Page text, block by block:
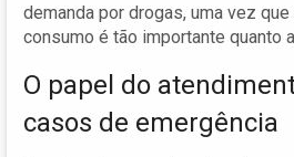
demanda por drogas, uma vez
consumo é tão importante quanto
O papel do
casos de emergência